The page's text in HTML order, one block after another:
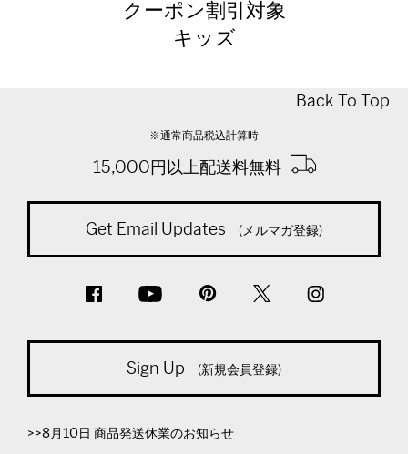
クーポン割引対象
キッズ
Back To Top
※通常商品税込計算時
15,000円以上配送料無料
Get Email Updates (メルマガ登録)
Sign Up (新規会員登録)
>>8月10日 商品発送休業のお知らせ